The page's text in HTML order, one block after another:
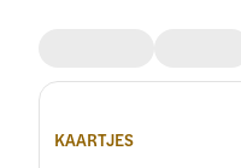
KAARTJES